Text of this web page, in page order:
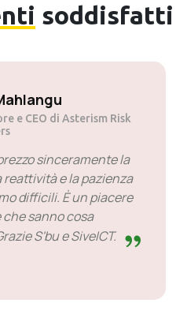
soddisfatti
e CEO di Mogen Pty Ltd
in anticipo:
è solitamente un
e per lo più è a
in anticipo. Ci sono
aspettare la
da rimproverare.